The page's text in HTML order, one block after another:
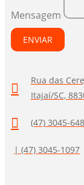
Mensagem
ENVIAR
Rua das
Itajaí/SC,
(47) 3045-
| (47) 3045-1097